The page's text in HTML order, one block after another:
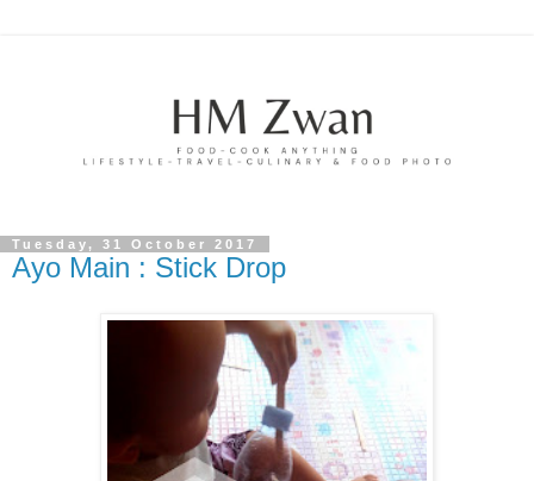
Tuesday, 31 October 2017
Ayo Main : Stick Drop